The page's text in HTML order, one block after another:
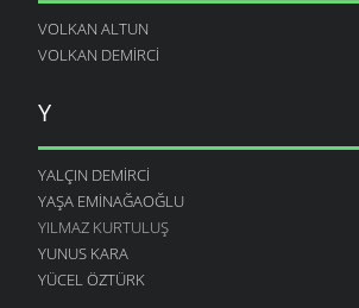
VOLKAN ALTUN
VOLKAN DEMIRCI
Y
YALÇIN DEMIRCI
YAŞA EMINAĞAOĞLU
YILMAZ KURTULUŞ
YUNUS KARA
YÜCEL ÖZTÜRK